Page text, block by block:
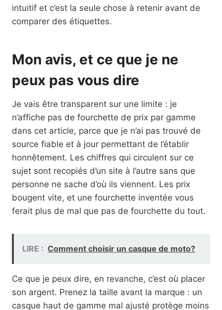
intuitif et c’est la seule chose à retenir avant de
comparer des étiquettes.
Mon avis, et ce que je ne
peux pas vous dire
Je vais être transparent sur une limite : je
n’affiche pas de fourchette de prix par gamme
dans cet article, parce que je n’ai pas trouvé de
source fiable et à jour permettant de l’établir
honnêtement. Les chiffres qui circulent sur ce
sujet sont recopiés d’un site à l’autre sans que
personne ne sache d’où ils viennent. Les prix
bougent vite, et une fourchette inventée vous
ferait plus de mal que pas de fourchette du tout.
LIRE : Comment choisir un casque de moto?
Ce que je peux dire, en revanche, c’est où placer
son argent. Prenez la taille avant la marque : un
casque haut de gamme mal ajusté protège moins